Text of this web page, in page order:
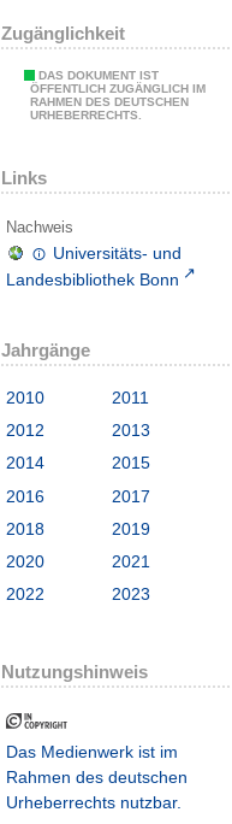
Zugänglichkeit
DAS DOKUMENT IST
ÖFFENTLICH ZUGÄNGLICH IM
RAHMEN DES DEUTSCHEN
URHEBERRECHTS.
Links
Nachweis
Universitäts- und
Landesbibliothek Bonn
Jahrgänge
2010
2011
2012
2013
2014
2015
2016
2017
2018
2019
2020
2021
2022
2023
Nutzungshinweis
Das Medienwerk ist im
Rahmen des deutschen
Urheberrechts nutzbar.